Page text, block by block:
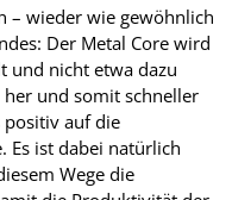
– wieder wie gewöhnlich
Der Metal Core wird
und nicht etwa dazu
und somit schneller
positiv auf die
Es ist dabei natürlich
Wege die